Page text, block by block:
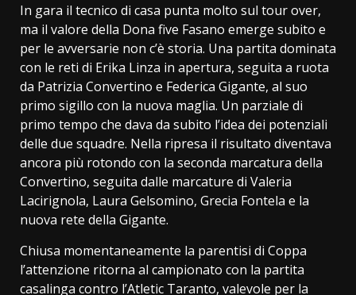
In gara il tecnico di casa punta molto sul tour over,
ma il valore della Dona five Fasano emerge subito e
per le avversarie non c’è storia. Una partita dominata
con le reti di Erika Linza in apertura, seguita a ruota
da Patrizia Convertino e Federica Gigante, al suo
primo sigillo con la nuova maglia. Un parziale di
primo tempo che dava da subito l’idea dei potenziali
delle due squadre. Nella ripresa il risultato diventava
ancora più rotondo con la seconda marcatura della
Convertino, seguita dalle marcature di Valeria
Lacirignola, Laura Gelsomino, Grecia Fontela e la
nuova rete della Gigante.
Chiusa momentaneamente la parentisi di Coppa
l’attenzione ritorna al campionato con la partita
casalinga contro l’Atletic Taranto, valevole per la